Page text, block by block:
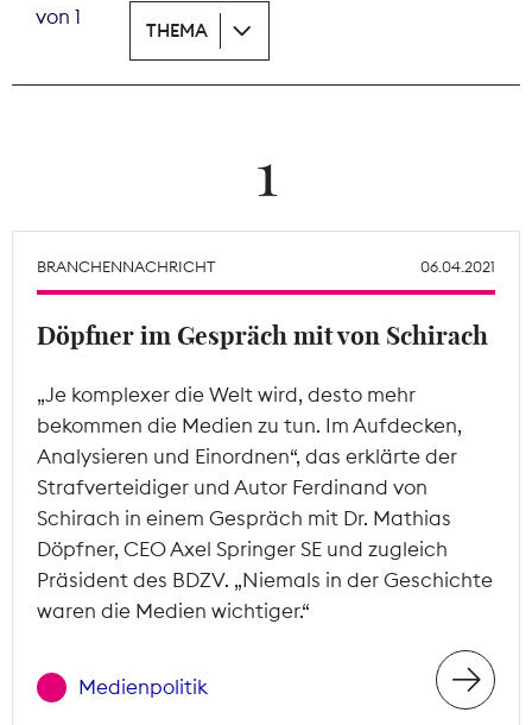
Wächterpreis
Mitgliederbereich
von 1
THEMA
1
BRANCHENNACHRICHT 06.04.2021
Döpfner im Gespräch mit von Schirach
„Je komplexer die Welt wird, desto mehr
bekommen die Medien zu tun. Im Aufdecken,
Analysieren und Einordnen“, das erklärte der
Strafverteidiger und Autor Ferdinand von
Schirach in einem Gespräch mit Dr. Mathias
Döpfner, CEO Axel Springer SE und zugleich
Präsident des BDZV. „Niemals in der Geschichte
waren die Medien wichtiger.“
Medienpolitik